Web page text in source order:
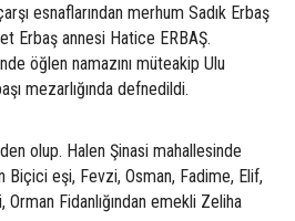
esnaflarından merhum Sadık Erbaş
Erbaş annesi Hatice ERBAŞ.
öğlen namazını müteakip Ulu
mezarlığında defnedildi.
olup. Halen Şinasi mahallesinde
Biçici eşi, Fevzi, Osman, Fadime, Elif,
Fidanlığından emekli Zeliha